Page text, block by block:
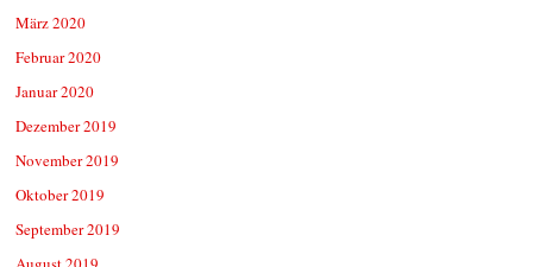
März 2020
Februar 2020
Januar 2020
Dezember 2019
November 2019
Oktober 2019
September 2019